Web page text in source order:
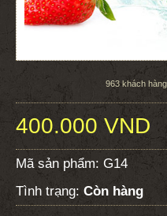
963 khách
400.000 VND
Mã sản phẩm: G14
Tình trạng: Còn hàng